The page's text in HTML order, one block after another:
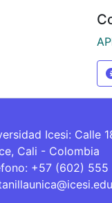
Icesi: Calle
Cali - Colombia
+57 (602)